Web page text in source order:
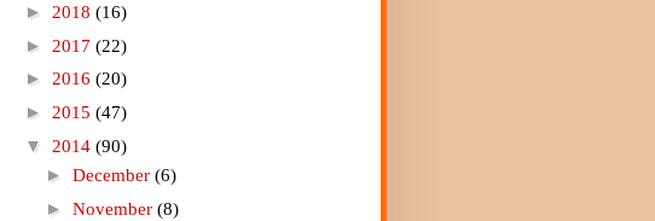
► 2018 (16)
► 2017 (22)
► 2016 (20)
► 2015 (47)
▼ 2014 (90)
►December(6)
►November(8)